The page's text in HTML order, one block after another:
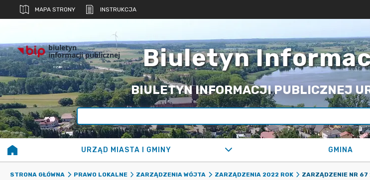
MAPA STRONY INSTRUKCJA
biuletyn
informacji publicznej Biuletyn
BIULETYN INFORMACJI PUBLICZNEJ
URZĄD MIASTA I GMINY GMINA
STRONA GŁÓWNA PRAWO LOKALNE ZARZĄDZENIA WÓJTA ZARZĄDZENIA 2022 ROK ZARZĄDZENIE NR